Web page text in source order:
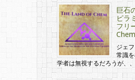
巨石
ピラ
フリ
ジェ
常識
学者は無視するだろうが、、